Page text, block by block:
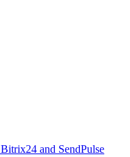
Bitrix24 and SendPulse